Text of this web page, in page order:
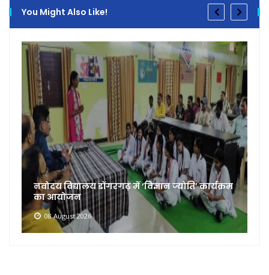
You Might Also Like!
जोश, जुनून और जीत के साथ संपन्न हुई क्षेत्रीय
ताइक्वांडो प्रतियोगिता
07 August 2026